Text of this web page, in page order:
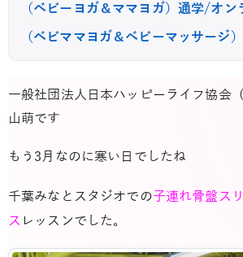
（ベビーヨガ＆ママヨガ）通学/オン
（ベビママヨガ＆ベビーマッサージ
一般社団法人日本ハッピーライフ協会
山萌です
もう3月なのに寒い日でしたね
千葉みなとスタジオでの子連れ骨盤ス
ス レッスンでした。